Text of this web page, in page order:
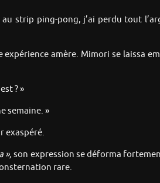
strip ping-pong, j’ai perdu tout
expérience amère. Mimori se laissa
? »
semaine. »
exaspéré.
», son expression se déforma
rare.